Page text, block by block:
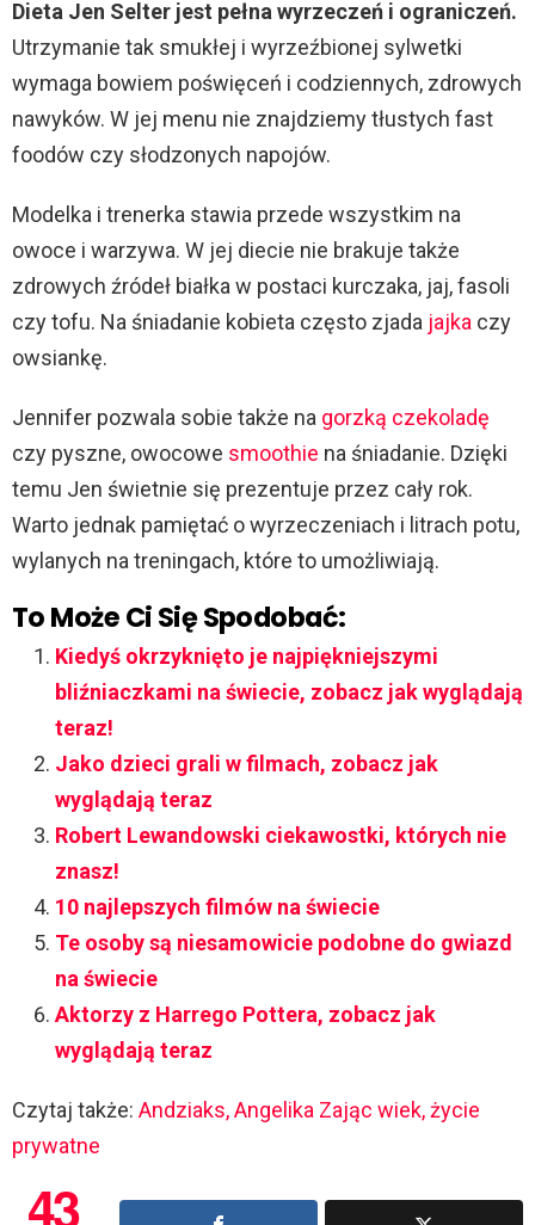
Dieta Jen Selter jest pełna wyrzeczeń i ograniczeń.
Utrzymanie tak smukłej i wyrzeźbionej sylwetki
wymaga bowiem poświęceń i codziennych, zdrowych
nawyków. W jej menu nie znajdziemy tłustych fast
foodów czy słodzonych napojów.
Modelka i trenerka stawia przede wszystkim na
owoce i warzywa. W jej diecie nie brakuje także
zdrowych źródeł białka w postaci kurczaka, jaj, fasoli
czy tofu. Na śniadanie kobieta często zjada jajka czy
owsiankę.
Jennifer pozwala sobie także na gorzką czekoladę
czy pyszne, owocowe smoothie na śniadanie. Dzięki
temu Jen świetnie się prezentuje przez cały rok.
Warto jednak pamiętać o wyrzeczeniach i litrach potu,
wylanych na treningach, które to umożliwiają.
To Może Ci Się Spodobać:
Kiedyś okrzyknięto je najpiękniejszymi
bliźniaczkami na świecie, zobacz jak wyglądają
teraz!
Jako dzieci grali w filmach, zobacz jak
wyglądają teraz
Robert Lewandowski ciekawostki, których nie
znasz!
10 najlepszych filmów na świecie
Te osoby są niesamowicie podobne do gwiazd
na świecie
Aktorzy z Harrego Pottera, zobacz jak
wyglądają teraz
Czytaj także: Andziaks, Angelika Zając wiek, życie
prywatne
43